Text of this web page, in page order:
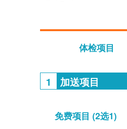
体检项目
1 加送项目
免费项目 (2选1)